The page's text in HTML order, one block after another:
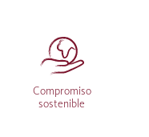
Compromiso
sostenible